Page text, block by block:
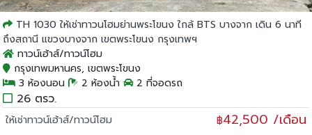
TH 1030 ให้เช่าทาวนโฮมย่านพระโขนง ใกล้ BTS บางจาก เดิน 6 นาที
ถึงสถานี แขวงบางจาก เขตพระโขนง กรุงเทพฯ
ทาวน์เฮ้าส์/ทาวน์โฮม
กรุงเทพมหานคร, เขตพระโขนง
3 ห้องนอน
2 ห้องน้ำ 2 ที่จอดรถ
26 ตรว.
ให้เช่าทาวน์เฮ้าส์/ทาวน์โฮม ฿42,500 /เดือน